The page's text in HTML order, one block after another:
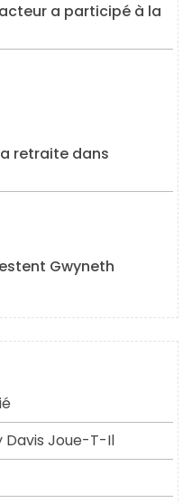
acteur a participé à la
retraite dans
Gwyneth
Davis Joue-T-Il